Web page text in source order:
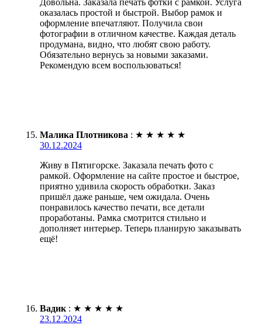
Довольна. Заказала печать фотки с рамкой. Услуга
оказалась простой и быстрой. Выбор рамок и
оформление впечатляют. Получила свои
фотографии в отличном качестве. Каждая деталь
продумана, видно, что любят свою работу.
Обязательно вернусь за новыми заказами.
Рекомендую всем воспользоваться!
Малика Плотникова : ★ ★ ★ ★ ★
30.12.2024
Живу в Пятигорске. Заказала печать фото с
рамкой. Оформление на сайте простое и быстрое,
приятно удивила скорость обработки. Заказ
пришёл даже раньше, чем ожидала. Очень
понравилось качество печати, все детали
проработаны. Рамка смотрится стильно и
дополняет интерьер. Теперь планирую заказывать
ещё!
Вадик : ★ ★ ★ ★ ★
23.12.2024